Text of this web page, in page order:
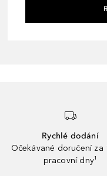
Rychlé dodání
Očekávané doručení za
pracovní dny¹